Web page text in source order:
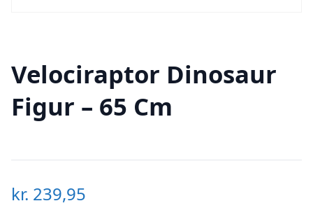
Velociraptor Dinosaur
Figur – 65 Cm
kr. 239,95